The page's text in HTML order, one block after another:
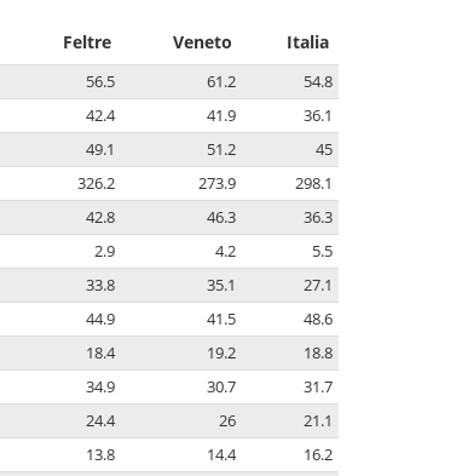
Feltre Veneto Italia
56.5 61.2
54.8
42.4 41.9
36.1
49.1 51.2
45
326.2 273.9
298.1
42.8 46.3
36.3
2.9 4.2
5.5
33.8 35.1
27.1
44.9 41.5
48.6
18.4 19.2
18.8
34.9 30.7
31.7
24.4 26
21.1
13.8 14.4
16.2